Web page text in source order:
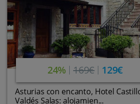
24% 169€ 129€
Asturias con encanto, Hotel
Valdés Salas: alojamien...